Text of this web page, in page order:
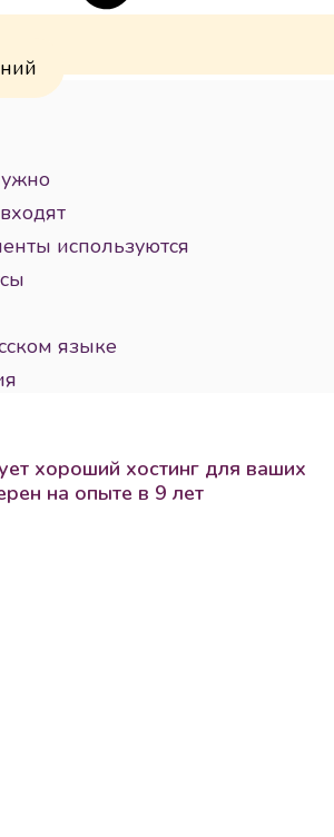
используются
языке
хороший хостинг для ваших
на опыте в 9 лет